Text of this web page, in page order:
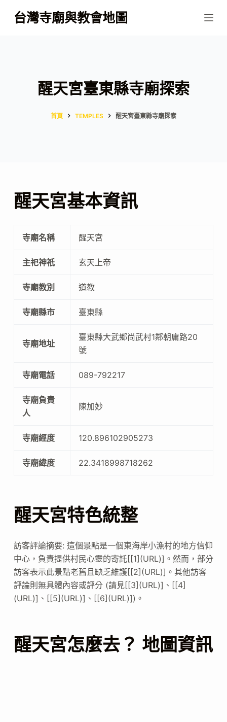
跳
至
台灣寺廟與教會地圖
醒天宮臺東縣寺廟探索
首頁 TEMPLES 醒天宮臺東縣寺廟探索
醒天宮基本資訊
寺廟名稱 醒天宮
主祀神祇 玄天上帝
寺廟教別 道教
寺廟縣市 臺東縣
寺廟地址
臺東縣大武鄉尚武村1鄰朝庸路20
號
寺廟電話 089-792217
寺廟負責
人
陳加妙
寺廟經度 120.896102905273
寺廟緯度 22.3418998718262
醒天宮特色統整
訪客評論摘要: 這個景點是一個東海岸小漁村的地方信仰
中心，負責提供村民心靈的寄託[[1](URL)]。然而，部分
訪客表示此景點老舊且缺乏維護[[2](URL)]。其他訪客
評論則無具體內容或評分 (請見[[3](URL)]、[[4]
(URL)]、[[5](URL)]、[[6](URL)])。
醒天宮怎麼去？ 地圖資訊